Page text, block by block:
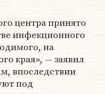
центра принято
инфекционного
на
края», — заявил
впоследствии
под